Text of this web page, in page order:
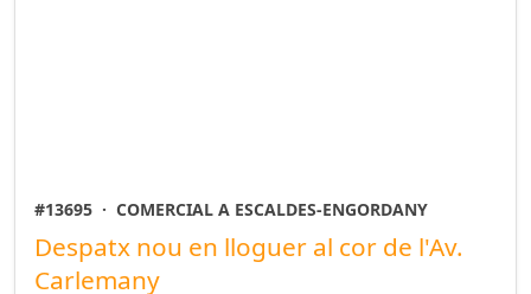
#13695 · COMERCIAL A ESCALDES-ENGORDANY
Despatx nou en lloguer al cor de l'Av.
Carlemany